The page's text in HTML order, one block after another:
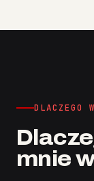
DLACZEGO
mnie